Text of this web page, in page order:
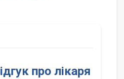
про лікаря